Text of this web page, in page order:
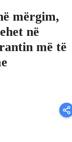
mërgim,
në
më të